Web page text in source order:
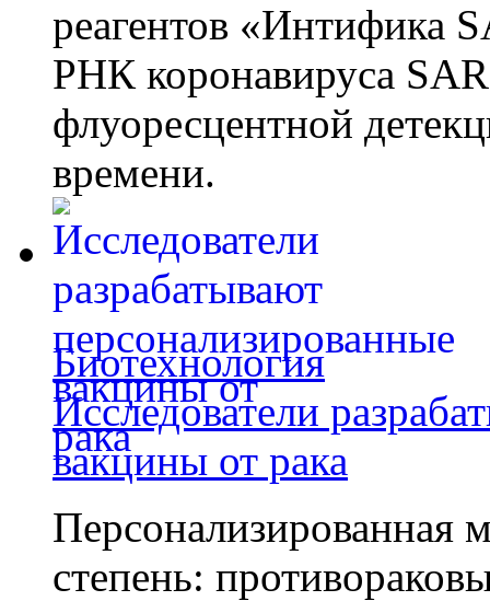
реагентов «Интифика
РНК коронавируса
флуоресцентной
времени.
Биотехнология
Исследователи
вакцины от рака
Персонализированная
степень: